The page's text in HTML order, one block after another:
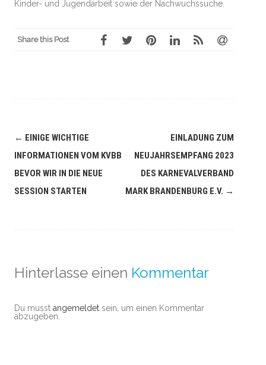
Kinder- und Jugendarbeit sowie der Nachwuchssuche.
Share this Post
← EINIGE WICHTIGE
INFORMATIONEN VOM KVBB
BEVOR WIR IN DIE NEUE
SESSION STARTEN
EINLADUNG ZUM
NEUJAHRSEMPFANG 2023
DES KARNEVALVERBAND
MARK BRANDENBURG E.V. →
Hinterlasse einen Kommentar
Du musst angemeldet sein, um einen Kommentar
abzugeben.